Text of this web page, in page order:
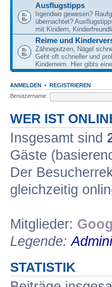
Ausflugstipps
Irgendwo gewesen?
übernachtet?
mit Kindern,
Reime und
Zähneputzen, Nägel
Geht oft schneller und
Kinderreim. Hier gibts
ANMELDEN • REGISTRIEREN
Benutzername:
WER IST
Insgesamt sind
Gäste
Der
gleichzeitig
Mitglieder:
Legende:
STATISTIK